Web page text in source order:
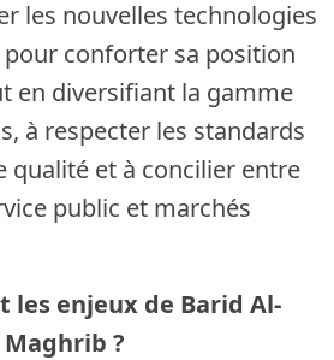
les nouvelles technologies
conforter sa position
en diversifiant la gamme
à respecter les standards
qualité et à concilier entre
public et marchés
les enjeux de Barid Al-
Maghrib ?